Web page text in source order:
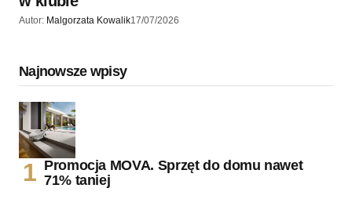
Autor: Malgorzata Kowalik17/07/2026
Najnowsze wpisy
Promocja MOVA. Sprzęt do domu nawet
71% taniej